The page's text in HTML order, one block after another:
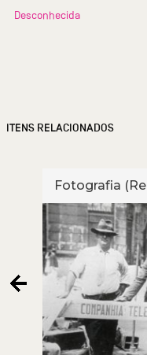
Desconhecida
ITENS RELACIONADOS
Fotografia